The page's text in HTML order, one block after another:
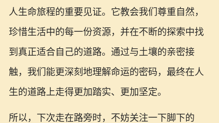
人生命旅程的重要见证。它教会我们尊重自然，
珍惜生活中的每一份资源，并在不断的探索中找
到真正适合自己的道路。通过与土壤的亲密接
触，我们能更深刻地理解命运的密码，最终在人
生的道路上走得更加踏实、更加坚定。
所以，下次走在路旁时，不妨关注一下脚下的